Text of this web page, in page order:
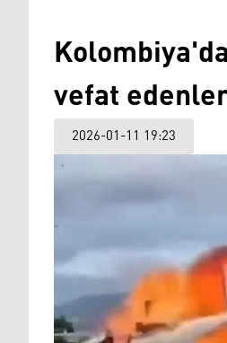
vefat
2026-01-11 19:23